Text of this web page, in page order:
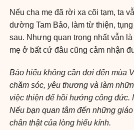
Nếu cha mẹ đã rời xa cõi tạm, ta
dường Tam Bảo, làm từ thiện,
sau. Nhưng quan trọng nhất vẫn
mẹ ở bất cứ đâu cũng cảm nhận
Báo hiếu không cần đợi đến mùa
chăm sóc, yêu thương và làm
việc thiện để hồi hướng công đức.
Nếu bạn quan tâm đến những
chân thật của lòng hiếu kính.